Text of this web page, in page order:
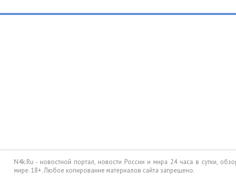
N4k.Ru - новостной портал, новости России и мира 24 часа в сутки,
мире. 18+. Любое копирование материалов сайта запрещено.